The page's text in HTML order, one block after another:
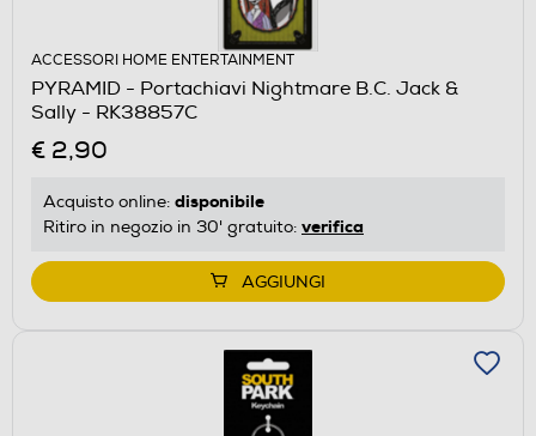
ACCESSORI HOME ENTERTAINMENT
PYRAMID - Portachiavi Nightmare B.C. Jack &
Sally - RK38857C
€ 2,90
Acquisto online: disponibile
Ritiro in negozio in 30' gratuito: verifica
AGGIUNGI